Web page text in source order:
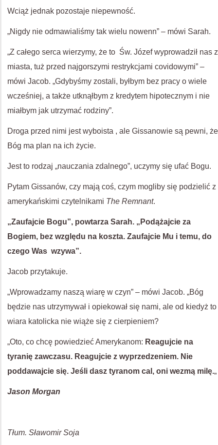
Wciąż jednak pozostaje niepewność.
„Nigdy nie odmawialiśmy tak wielu nowenn” – mówi Sarah.
„Z całego serca wierzymy, że to Św. Józef wyprowadził nas z
miasta, tuż przed najgorszymi restrykcjami covidowymi” –
mówi Jacob. „Gdybyśmy zostali, byłbym bez pracy o wiele
wcześniej, a także utknąłbym z kredytem hipotecznym i nie
miałbym jak utrzymać rodziny”.
Droga przed nimi jest wyboista , ale Gissanowie są pewni, że
Bóg ma plan na ich życie.
Jest to rodzaj „nauczania zdalnego”, uczymy się ufać Bogu.
Pytam Gissanów, czy mają coś, czym mogliby się podzielić z
amerykańskimi czytelnikami The Remnant.
„Zaufajcie Bogu”, powtarza Sarah. „Podążajcie za
Bogiem, bez względu na koszta. Zaufajcie Mu i temu, do
czego Was wzywa”.
Jacob przytakuje.
„Wprowadzamy naszą wiarę w czyn” – mówi Jacob. „Bóg
będzie nas utrzymywał i opiekował się nami, ale od kiedyż to
wiara katolicka nie wiąże się z cierpieniem?
„Oto, co chcę powiedzieć Amerykanom: Reagujcie na
tyranię zawczasu. Reagujcie z wyprzedzeniem. Nie
poddawajcie się. Jeśli dasz tyranom cal, oni wezmą milę.„
Jason Morgan
Tłum. Sławomir Soja